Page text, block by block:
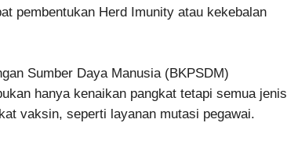
pembentukan Herd Imunity atau kekebalan
Sumber Daya Manusia (BKPSDM)
hanya kenaikan pangkat tetapi semua jenis
vaksin, seperti layanan mutasi pegawai.